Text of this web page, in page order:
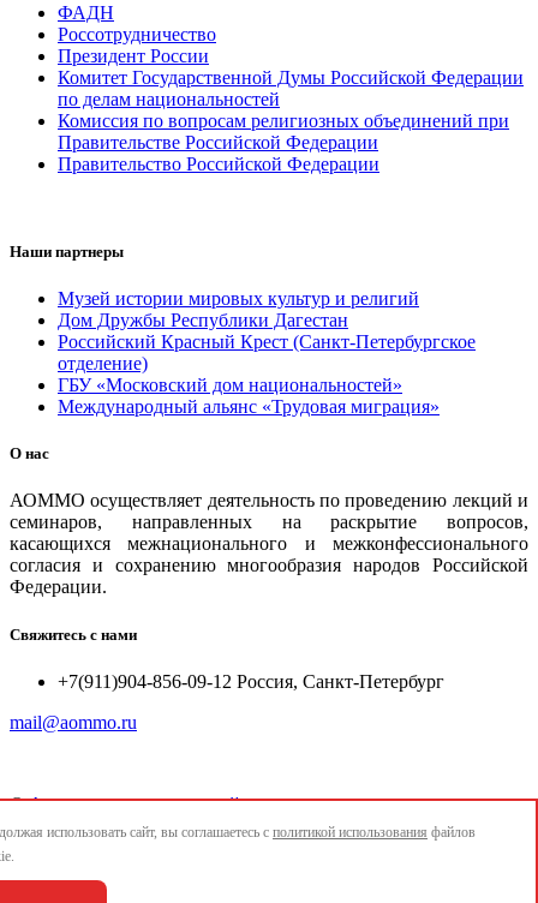
ФАДН
Россотрудничество
Президент России
Комитет Государственной Думы Российской Федерации
по делам национальностей
Комиссия по вопросам религиозных объединений при
Правительстве Российской Федерации
Правительство Российской Федерации
Наши партнеры
Музей истории мировых культур и религий
Дом Дружбы Республики Дагестан
Российский Красный Крест (Санкт-Петербургское
отделение)
ГБУ «Московский дом национальностей»
Международный альянс «Трудовая миграция»
О нас
АОММО осуществляет деятельность по проведению лекций и
семинаров, направленных на раскрытие вопросов,
касающихся межнационального и межконфессионального
согласия и сохранению многообразия народов Российской
Федерации.
Свяжитесь с нами
+7(911)904-856-09-12 Россия, Санкт-Петербург
mail@aommo.ru
© Ассоциация организаций по реализации национальных
проектов и достижению национальных целей развития
mail@aommo.ru
использовать сайт, вы соглашаетесь с политикой использования файлов